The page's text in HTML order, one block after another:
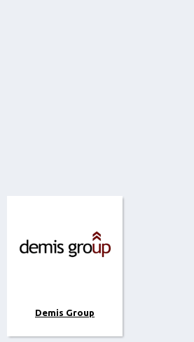
Demis Group